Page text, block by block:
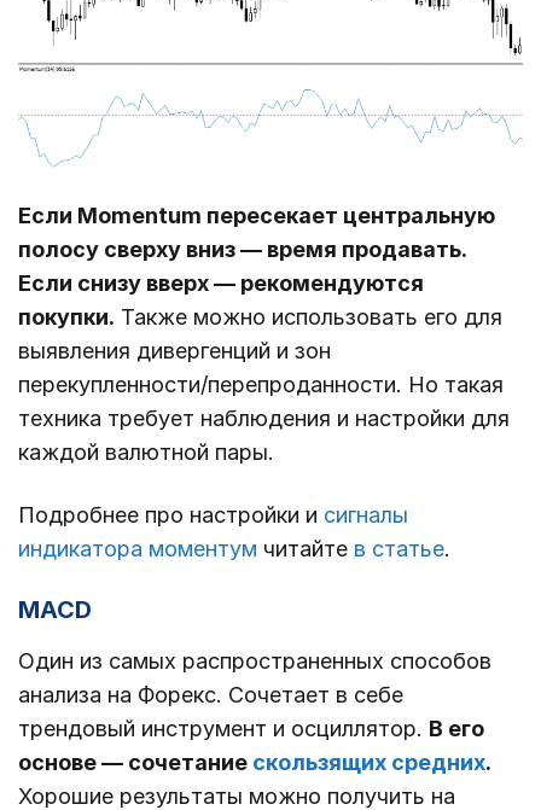
Если Momentum пересекает центральную
полосу сверху вниз ― время продавать.
Если снизу вверх ― рекомендуются
покупки. Также можно использовать его для
выявления дивергенций и зон
перекупленности/перепроданности. Но такая
техника требует наблюдения и настройки для
каждой валютной пары.
Подробнее про настройки и сигналы
индикатора моментум читайте в статье.
MACD
Один из самых распространенных способов
анализа на Форекс. Сочетает в себе
трендовый инструмент и осциллятор. В его
основе ― сочетание скользящих средних.
Хорошие результаты можно получить на